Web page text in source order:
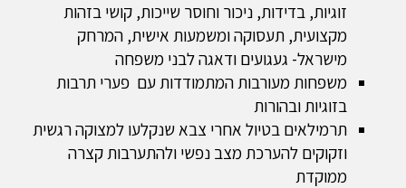
זוגיות, בדידות, ניכור וחוסר שייכות, קושי בזהות
מקצועית, תעסוקה ומשמעות אישית, המרחק
מישראל- געגועים ודאגה לבני משפחה
משפחות מעורבות המתמודדות עם פערי תרבות
בזוגיות ובהורות
תרמילאים בטיול אחרי צבא שנקלעו למצוקה רגשית
וזקוקים להערכת מצב נפשי ולהתערבות קצרה
ממוקדת